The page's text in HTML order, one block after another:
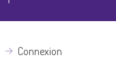
Connexion